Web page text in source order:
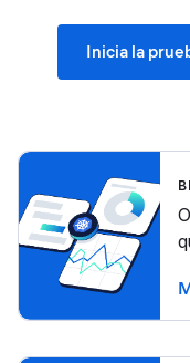
Inicia la